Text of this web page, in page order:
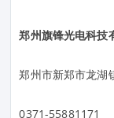
郑州旗锋光电科技
郑州市新郑市龙湖
0371-55881171